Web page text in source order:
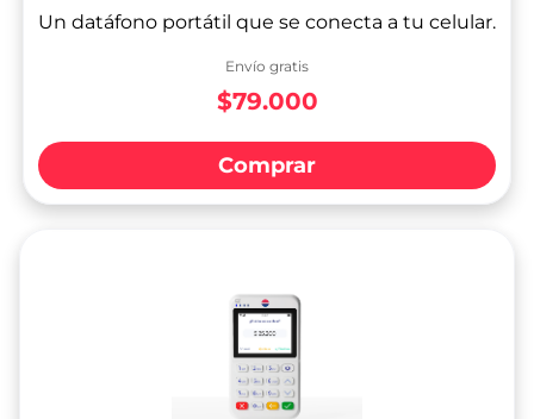
Un datáfono portátil que se conecta a tu celular.
Envío gratis
$79.000
Comprar